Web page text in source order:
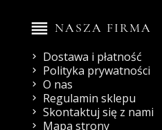
reorder NASZA FIRMA
Dostawa i płatność
Polityka prywatności
O nas
Regulamin sklepu
Skontaktuj się z nami
Mapa strony